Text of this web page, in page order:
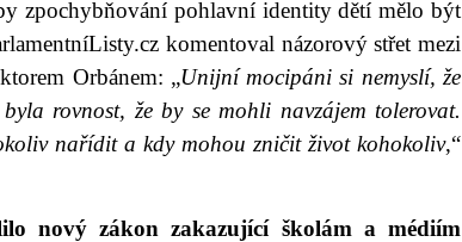
zpochybňování pohlavní identity dětí mělo být
komentoval názorový střet mezi
Orbánem: „Unijní mocipáni si nemyslí, že
rovnost, že by se mohli navzájem tolerovat.
nařídit a kdy mohou zničit život kohokoliv,“
nový zákon zakazující školám a médiím